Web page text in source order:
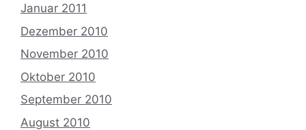
Januar 2011
Dezember 2010
November 2010
Oktober 2010
September 2010
August 2010